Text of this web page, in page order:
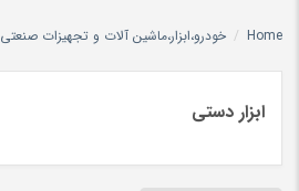
Home
/ خودرو،ابزار،ماشین آلات و تجهیزات صنعتی
ابزار دستی